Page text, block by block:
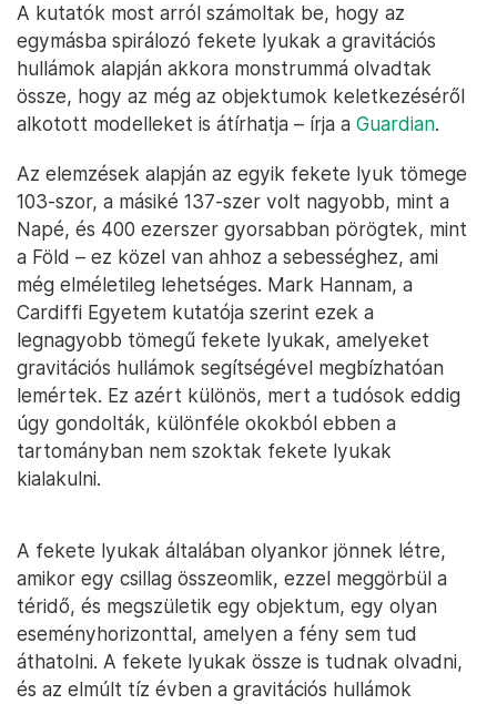
A kutatók most arról számoltak be, hogy az
egymásba spirálozó fekete lyukak a gravitációs
hullámok alapján akkora monstrummá olvadtak
össze, hogy az még az objektumok keletkezéséről
alkotott modelleket is átírhatja – írja a Guardian.
Az elemzések alapján az egyik fekete lyuk tömege
103-szor, a másiké 137-szer volt nagyobb, mint a
Napé, és 400 ezerszer gyorsabban pörögtek, mint
a Föld – ez közel van ahhoz a sebességhez, ami
még elméletileg lehetséges. Mark Hannam, a
Cardiffi Egyetem kutatója szerint ezek a
legnagyobb tömegű fekete lyukak, amelyeket
gravitációs hullámok segítségével megbízhatóan
lemértek. Ez azért különös, mert a tudósok eddig
úgy gondolták, különféle okokból ebben a
tartományban nem szoktak fekete lyukak
kialakulni.
A fekete lyukak általában olyankor jönnek létre,
amikor egy csillag összeomlik, ezzel meggörbül a
téridő, és megszületik egy objektum, egy olyan
eseményhorizonttal, amelyen a fény sem tud
áthatolni. A fekete lyukak össze is tudnak olvadni,
és az elmúlt tíz évben a gravitációs hullámok